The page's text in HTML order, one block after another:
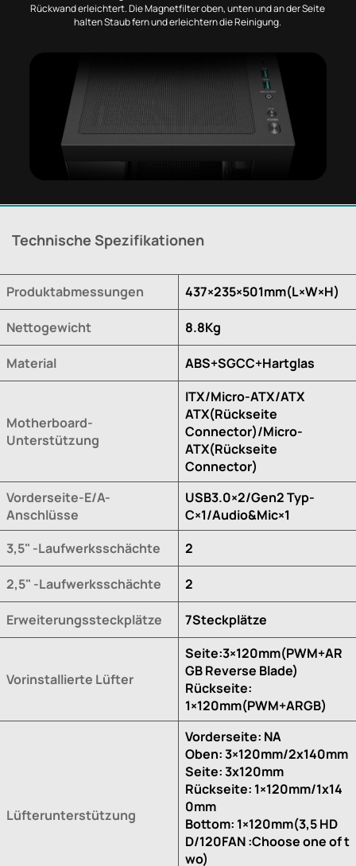
Rückwand erleichtert. Die Magnetfilter oben, unten und an der Seite
halten Staub fern und erleichtern die Reinigung.
Technische Spezifikationen
Produktabmessungen 437×235×501mm(L×W×H)
Nettogewicht 8.8Kg
Material ABS+SGCC+Hartglas
Motherboard-
Unterstützung
ITX/Micro-ATX/ATX
ATX(Rückseite
Connector)/Micro-
ATX(Rückseite
Connector)
Vorderseite-E/A-
Anschlüsse
USB3.0×2/Gen2 Typ-
C×1/Audio&Mic×1
3,5" -Laufwerksschächte
2
2,5" -Laufwerksschächte 2
Erweiterungssteckplätze 7Steckplätze
Vorinstallierte Lüfter
Seite:3×120mm(PWM+AR
GB Reverse Blade)
Rückseite:
1×120mm(PWM+ARGB)
Lüfterunterstützung
Vorderseite: NA
Oben: 3×120mm/2x140mm
Seite: 3x120mm
Rückseite: 1×120mm/1x14
0mm
Bottom: 1×120mm(3,5 HD
D/120FAN :Choose one of t
wo)